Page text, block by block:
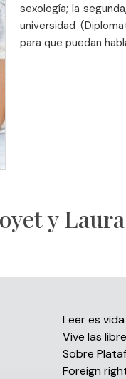
sexología; la
universidad
para que puedan
y
Leer es vida
Vive las
Sobre
Foreign